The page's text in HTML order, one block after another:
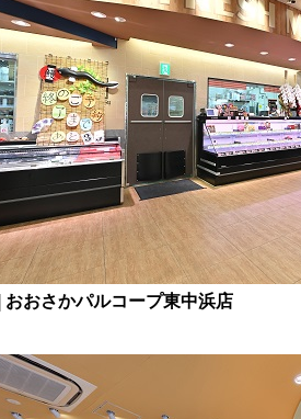
| おおさかパルコープ東中浜店